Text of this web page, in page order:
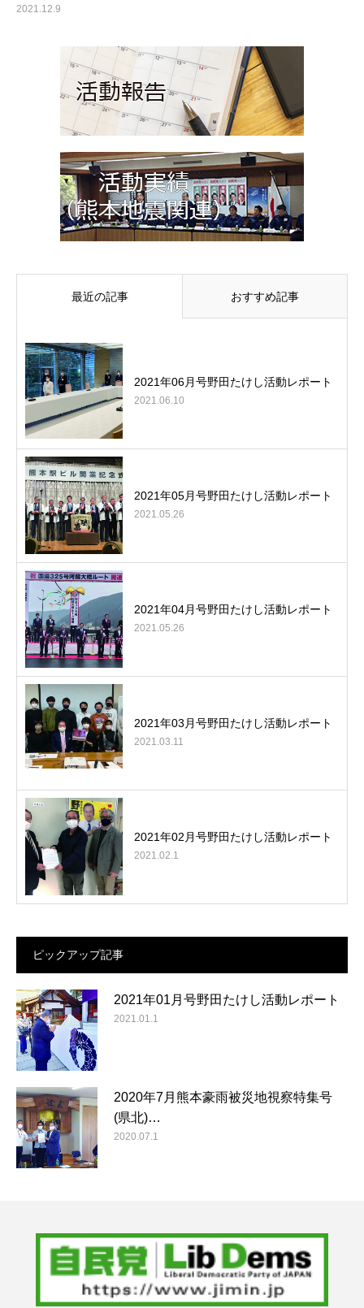
2021.12.9
最近の記事 おすすめ記事
2021年06月号野田たけし活動レポート
2021.06.10
2021年05月号野田たけし活動レポート
2021.05.26
2021年04月号野田たけし活動レポート
2021.05.26
2021年03月号野田たけし活動レポート
2021.03.11
2021年02月号野田たけし活動レポート
2021.02.1
ピックアップ記事
2021年01月号野田たけし活動レポート
2021.01.1
2020年7月熊本豪雨被災地視察特集号
(県北)…
2020.07.1